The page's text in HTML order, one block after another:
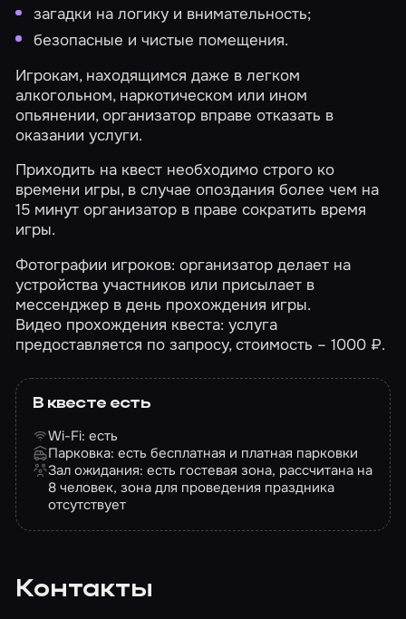
загадки на логику и внимательность;
безопасные и чистые помещения.
Игрокам, находящимся даже в легком
алкогольном, наркотическом или ином
опьянении, организатор вправе отказать в
оказании услуги.
Приходить на квест необходимо строго ко
времени игры, в случае опоздания более чем на
15 минут организатор в праве сократить время
игры.
Фотографии игроков: организатор делает на
устройства участников или присылает в
мессенджер в день прохождения игры.
Видео прохождения квеста: услуга
предоставляется по запросу, стоимость – 1000 ₽.
В квесте есть
Wi-Fi: есть
Парковка: есть бесплатная и платная парковки
Зал ожидания: есть гостевая зона, рассчитана на
8 человек, зона для проведения праздника
отсутствует
Контакты